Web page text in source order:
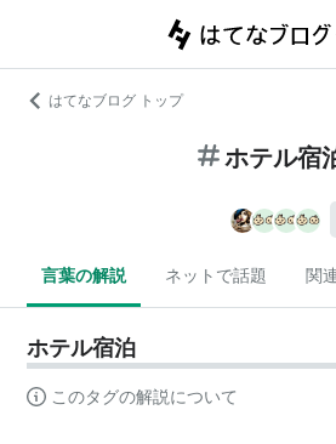
はてなブログ トップ
ホテル宿
言葉の解説 ネットで話題 関
ホテル宿泊
このタグの解説について